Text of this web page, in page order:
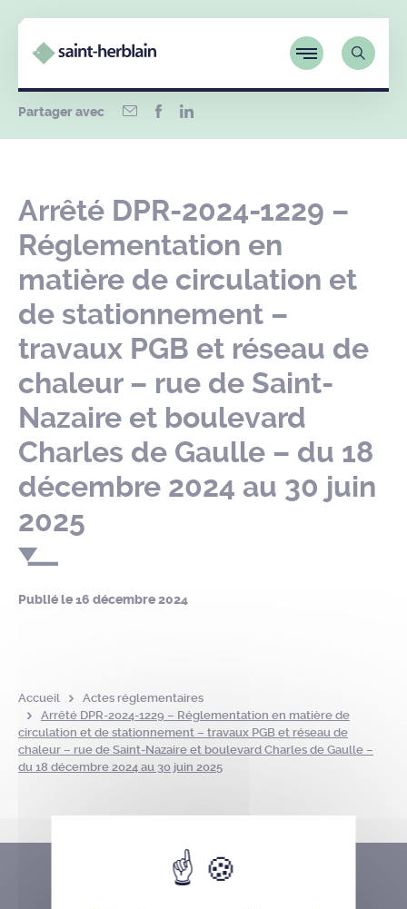
Partager avec
Arrêté DPR-2024-1229 –
Réglementation en
matière de circulation et
de stationnement –
travaux PGB et réseau de
chaleur – rue de Saint-
Nazaire et boulevard
Charles de Gaulle – du 18
décembre 2024 au 30 juin
2025
Publié le16 décembre 2024
Accueil
Actes réglementaires
Arrêté DPR-2024-1229 – Réglementation en matière de
circulation et de stationnement – travaux PGB et réseau de
chaleur – rue de Saint-Nazaire et boulevard Charles de Gaulle –
du 18 décembre 2024 au 30 juin 2025